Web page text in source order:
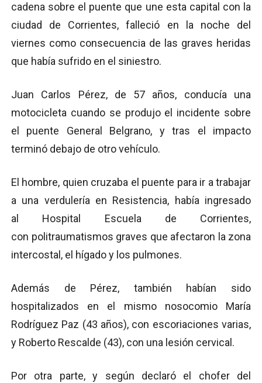
cadena sobre el puente que une esta capital con la
ciudad de Corrientes, falleció en la noche del
viernes como consecuencia de las graves heridas
que había sufrido en el siniestro.
Juan Carlos Pérez, de 57 años, conducía una
motocicleta cuando se produjo el incidente sobre
el puente General Belgrano, y tras el impacto
terminó debajo de otro vehículo.
El hombre, quien cruzaba el puente para ir a trabajar
a una verdulería en Resistencia, había ingresado
al Hospital Escuela de Corrientes,
con politraumatismos graves que afectaron la zona
intercostal, el hígado y los pulmones.
Además de Pérez, también habían sido
hospitalizados en el mismo nosocomio María
Rodríguez Paz (43 años), con escoriaciones varias,
y Roberto Rescalde (43), con una lesión cervical.
Por otra parte, y según declaró el chofer del